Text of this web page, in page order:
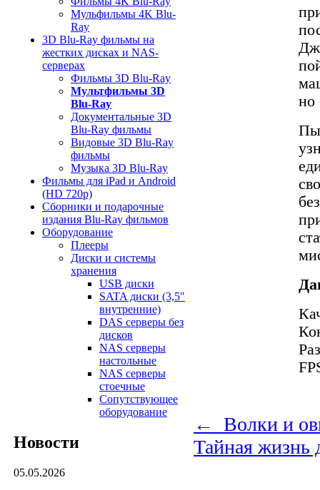
Мульфильмы 4K Blu-
Ray
3D Blu-Ray фильмы на
жестких дисках и NAS-
серверах
Фильмы 3D Blu-Ray
Мультфильмы 3D
Blu-Ray
Документальные 3D
Blu-Ray фильмы
Видовые 3D Blu-Ray
фильмы
Музыка 3D Blu-Ray
Фильмы для iPad и Android
(HD 720p)
Сборники и подарочные
издания Blu-Ray фильмов
Оборудование
Плееры
Диски и системы
хранения
USB диски
SATA диски (3,5"
внутренние)
DAS серверы без
дисков
NAS серверы
настольные
NAS серверы
стоечные
Сопутствующее
оборудование
Новости
05.05.2026
но
← Волки и
Тайная